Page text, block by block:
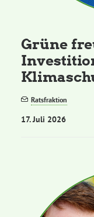
Grüne
Ratsfraktion
17. Juli 2026